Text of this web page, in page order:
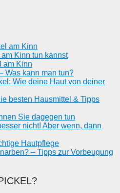
am Kinn
Kinn tun kannst
am Kinn
Was kann man tun?
Wie deine Haut von deiner
besten Hausmittel & Tipps
Sie dagegen tun
nicht! Aber wenn, dann
Hautpflege
– Tipps zur Vorbeugung